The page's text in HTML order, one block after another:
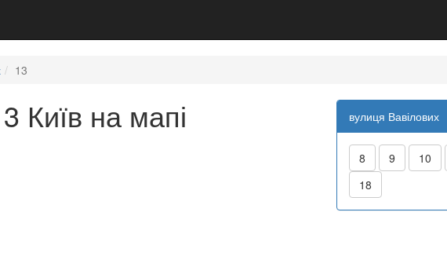
13
Київ на мапі вулиця Вавілових
8 9 10
18